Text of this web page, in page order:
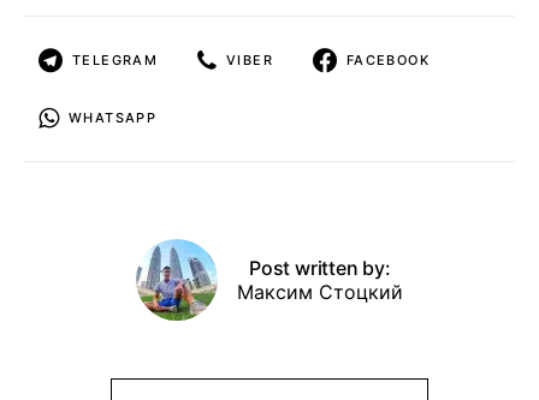
TELEGRAM VIBER FACEBOOK
WHATSAPP
Post written by:
Максим Стоцкий